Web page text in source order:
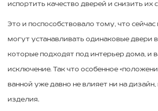
испортить качество дверей и снизить их
Это и поспособствовало тому, что сейчас
могут устанавливать одинаковые двери
которые подходят под интерьер дома, и
исключение. Так что особенное
ванной уже давно не влияет ни на дизайн,
изделия.